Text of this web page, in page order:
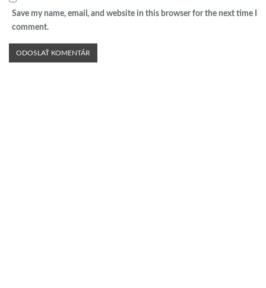
Save my name, email, and website in this browser for the next time I
comment.